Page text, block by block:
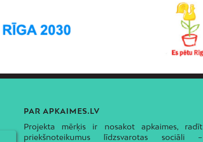
PAR APKAIMES.LV
Projekta mērķis ir nosakot apkaimes, radīt
priekšnoteikumus līdzsvarotas sociāli –